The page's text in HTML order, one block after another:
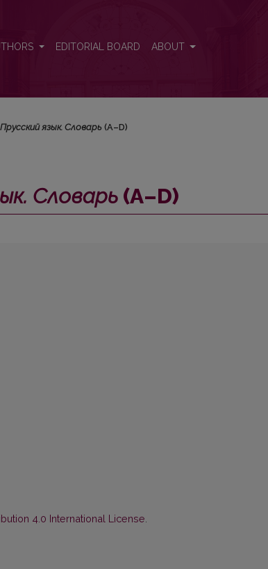
EDITORIAL BOARD ABOUT
Прусский язык. Словарь (А–D)
Словарь (А–D)
4.0 International License